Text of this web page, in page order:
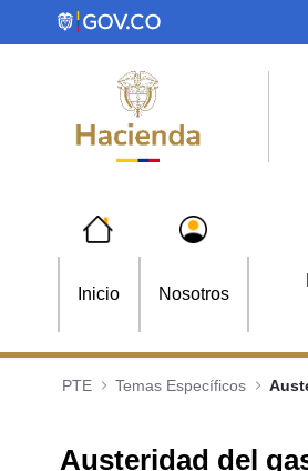
Saltar al contenido principal
Inicio Nosotros
PTE Temas Específicos
Austeridad del